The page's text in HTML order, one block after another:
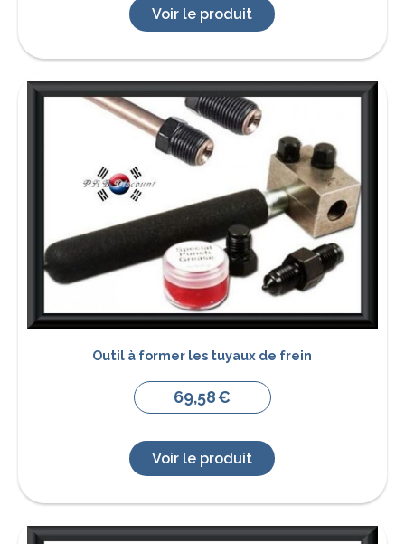
Voir le produit
Outil à former les tuyaux de frein
69,58€
Voir le produit